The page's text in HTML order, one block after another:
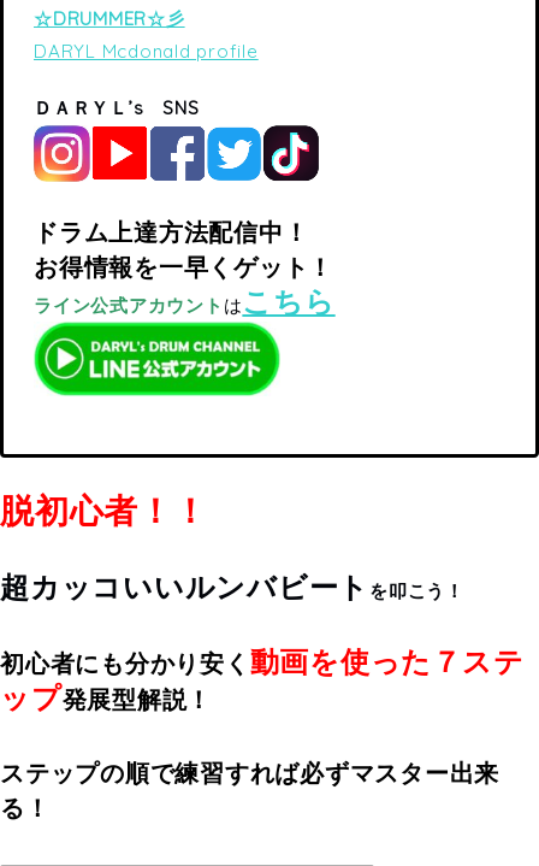
☆DRUMMER☆彡
DARYL Mcdonald profile
ＤＡＲＹＬ’s SNS
ドラム上達方法配信中！
お得情報を一早くゲット！
ライン公式アカウント はこちら
脱初心者！！
超カッコいいルンバビート を叩こう！
初心者にも分かり安く 動画を使った７ステ
ップ発展型解説！
ステップの順で練習すれば必ずマスター出来
る！